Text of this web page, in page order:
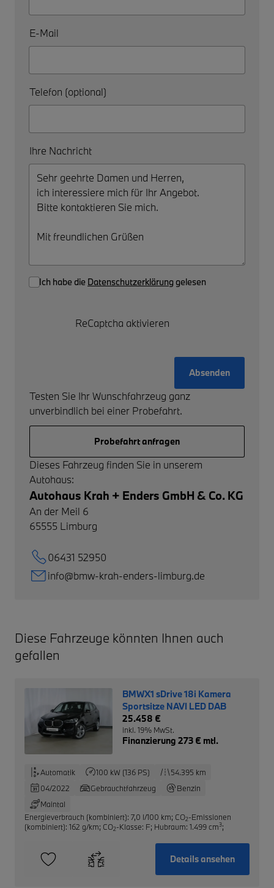
E-Mail
Telefon (optional)
Ihre Nachricht
Ich habe die Datenschutzerklärung gelesen
ReCaptcha aktivieren
Absenden
Testen Sie Ihr Wunschfahrzeug ganz
unverbindlich bei einer Probefahrt.
Probefahrt anfragen
Dieses Fahrzeug finden Sie in unserem
Autohaus:
Autohaus Krah + Enders GmbH & Co. KG
An der Meil 6
65555 Limburg
06431 52950
info@bmw-krah-enders-limburg.de
Diese Fahrzeuge könnten Ihnen auch
gefallen
BMWX1 sDrive 18i Kamera
Sportsitze NAVI LED DAB
25.458 €
inkl. 19% MwSt.
Finanzierung 273 € mtl.
Automatik 100 kW (136 PS)
54.395 km
04/2022
Gebrauchtfahrzeug
Benzin
Maintal
Energieverbrauch (kombiniert): 7,0 l/100 km; CO2-Emissionen
(kombiniert): 162 g/km; CO2-Klasse: F; Hubraum: 1.499 cm3;
Details ansehen